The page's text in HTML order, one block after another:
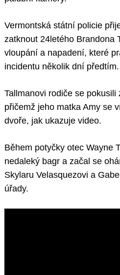
Vermontská státní policie
zatknout 24letého Brandona
vloupání a napadení, které
incidentu několik dní předtím.
Tallmanovi rodiče se
přičemž jeho matka Amy se
dvoře, jak ukazuje video.
Během potyčky otec Wayne
nedaleký bagr a začal se
Skylaru Velasquezovi a
úřady.